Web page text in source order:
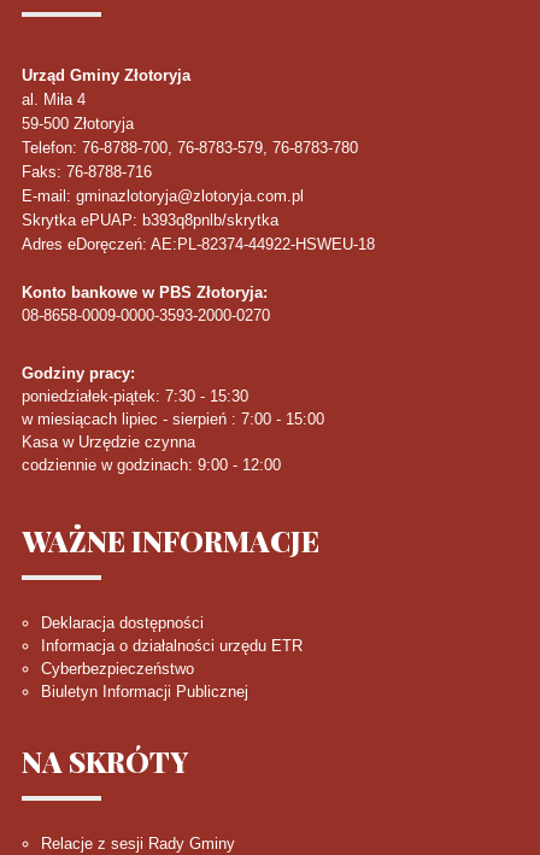
Urząd Gminy Złotoryja
al. Miła 4
59-500 Złotoryja
Telefon: 76-8788-700, 76-8783-579, 76-8783-780
Faks: 76-8788-716
E-mail: gminazlotoryja@zlotoryja.com.pl
Skrytka ePUAP: b393q8pnlb/skrytka
Adres eDoręczeń: AE:PL-82374-44922-HSWEU-18
Konto bankowe w PBS Złotoryja:
08-8658-0009-0000-3593-2000-0270
Godziny pracy:
poniedziałek-piątek: 7:30 - 15:30
w miesiącach lipiec - sierpień : 7:00 - 15:00
Kasa w Urzędzie czynna
codziennie w godzinach: 9:00 - 12:00
WAŻNEINFORMACJE
Deklaracja dostępności
Informacja o działalności urzędu ETR
Cyberbezpieczeństwo
Biuletyn Informacji Publicznej
NA SKRÓTY
Relacje z sesji Rady Gminy